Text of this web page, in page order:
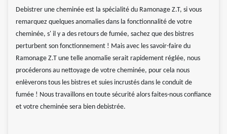
Debistrer une cheminée est la spécialité du Ramonage Z.T, si vous
remarquez quelques anomalies dans la fonctionnalité de votre
cheminée, s' il y a des retours de fumée, sachez que des bistres
perturbent son fonctionnement ! Mais avec les savoir-faire du
Ramonage Z.T une telle anomalie serait rapidement réglée, nous
procéderons au nettoyage de votre cheminée, pour cela nous
enlèverons tous les bistres et suies incrustés dans le conduit de
fumée ! Nous travaillons en toute sécurité alors faites-nous confiance
et votre cheminée sera bien debistrée.